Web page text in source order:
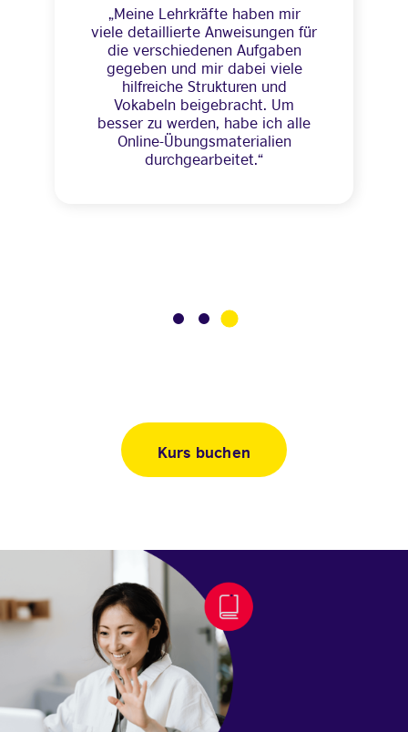
„Meine Lehrkräfte haben mir
viele detaillierte Anweisungen für
die verschiedenen Aufgaben
gegeben und mir dabei viele
hilfreiche Strukturen und
Vokabeln beigebracht. Um
besser zu werden, habe ich alle
Online-Übungsmaterialien
durchgearbeitet.“
3
Kurs buchen